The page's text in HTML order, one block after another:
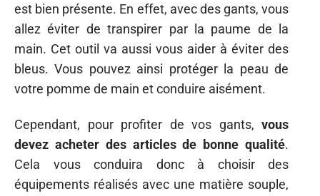
est bien présente. En effet, avec des gants, vous
allez éviter de transpirer par la paume de la
main. Cet outil va aussi vous aider à éviter des
bleus. Vous pouvez ainsi protéger la peau de
votre pomme de main et conduire aisément.
Cependant, pour profiter de vos gants, vous
devez acheter des articles de bonne qualité.
Cela vous conduira donc à choisir des
équipements réalisés avec une matière souple,